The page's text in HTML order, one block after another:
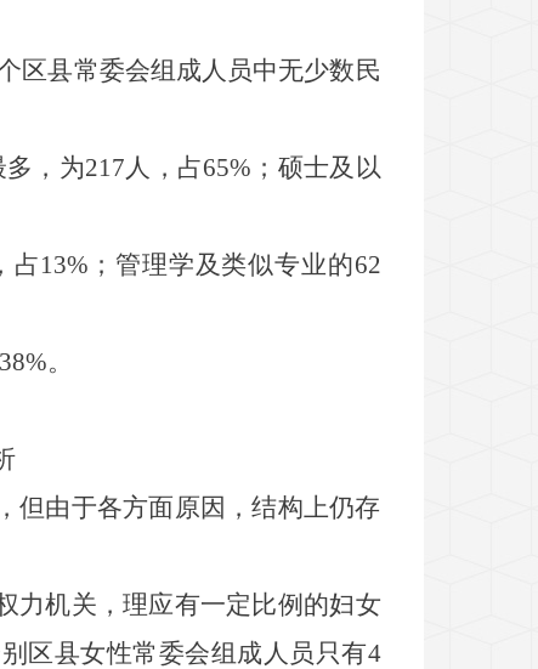
区县常委会组成人员中无少数民
多，为217人，占65% ；硕士及以
占13% ；管理学及类似专业的62
38%。
但由于各方面原因，结构上仍存
力机关，理应有一定比例的妇女
区县女性常委会组成人员只有4